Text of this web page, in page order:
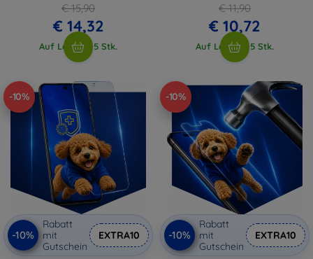
€ 15,90
€ 14,32
Auf Lager > 5 Stk.
€ 11,90
€ 10,72
Auf Lager > 5 Stk.
-10%
-10%
Rabatt
mit
Gutschein
EXTRA10
-10%
-10%
Rabatt
mit
Gutschein
EXTRA10